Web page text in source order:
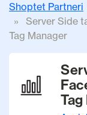
Shoptet Partneri
Server Side
Tag Manager